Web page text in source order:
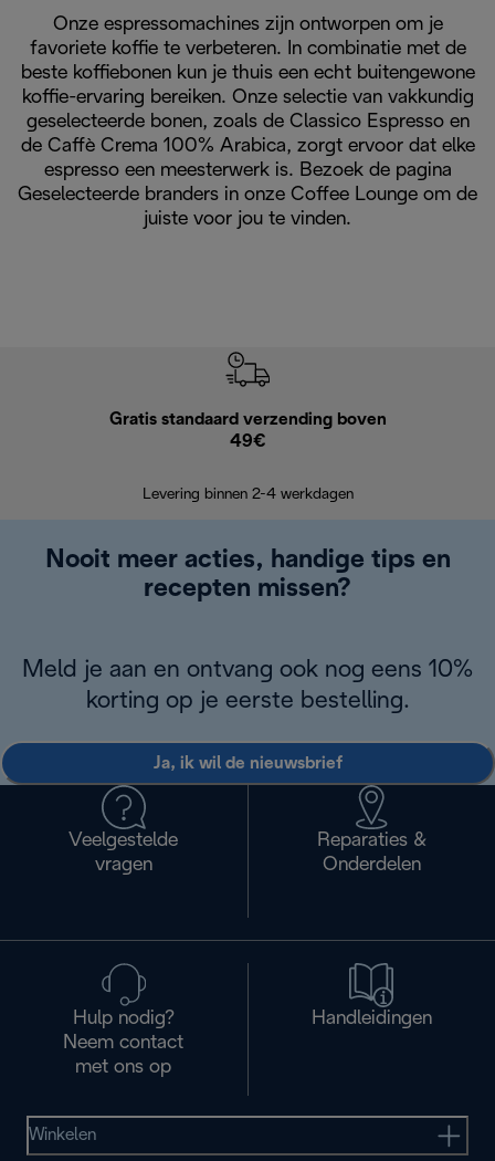
Onze espressomachines zijn ontworpen om je
favoriete koffie te verbeteren. In combinatie met de
beste koffiebonen kun je thuis een echt buitengewone
koffie-ervaring bereiken. Onze selectie van vakkundig
geselecteerde bonen, zoals de Classico Espresso en
de Caffè Crema 100% Arabica, zorgt ervoor dat elke
espresso een meesterwerk is. Bezoek de pagina
Geselecteerde branders in onze Coffee Lounge om de
juiste voor jou te vinden.
Gratis standaard verzending boven
49€
Levering binnen 2-4 werkdagen
Nooit meer acties, handige tips en
recepten missen?
Meld je aan en ontvang ook nog eens 10%
korting op je eerste bestelling.
Ja, ik wil de nieuwsbrief
Veelgestelde
vragen
Reparaties &
Onderdelen
Hulp nodig?
Neem contact
met ons op
Handleidingen
Winkelen